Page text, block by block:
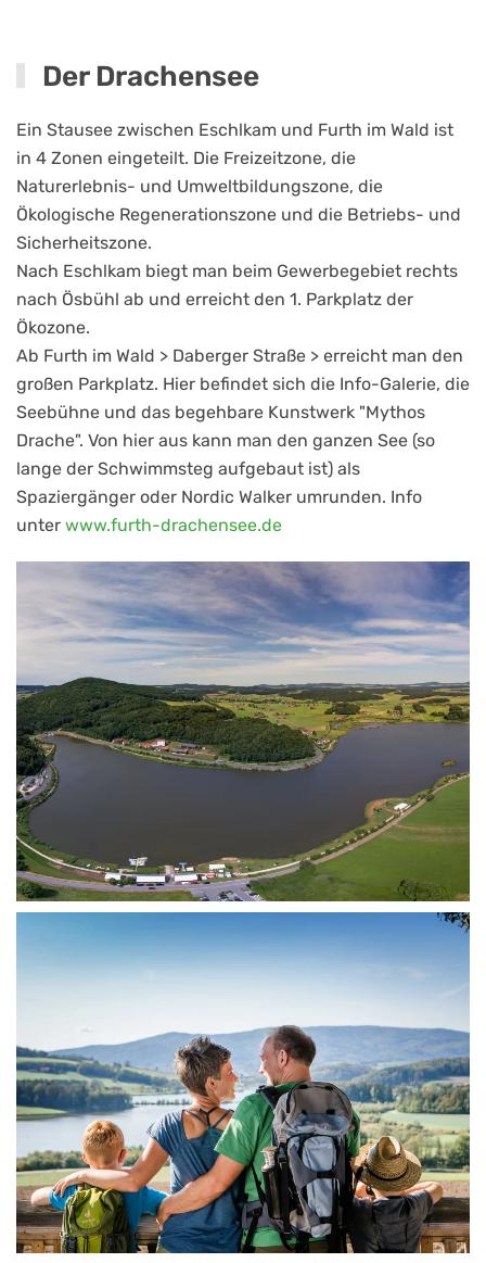
Der Drachensee
Ein Stausee zwischen Eschlkam und Furth im Wald ist
in 4 Zonen eingeteilt. Die Freizeitzone, die
Naturerlebnis- und Umweltbildungszone, die
Ökologische Regenerationszone und die Betriebs- und
Sicherheitszone.
Nach Eschlkam biegt man beim Gewerbegebiet rechts
nach Ösbühl ab und erreicht den 1. Parkplatz der
Ökozone.
Ab Furth im Wald > Daberger Straße > erreicht man den
großen Parkplatz. Hier befindet sich die Info-Galerie, die
Seebühne und das begehbare Kunstwerk "Mythos
Drache". Von hier aus kann man den ganzen See (so
lange der Schwimmsteg aufgebaut ist) als
Spaziergänger oder Nordic Walker umrunden. Info
unter www.furth-drachensee.de